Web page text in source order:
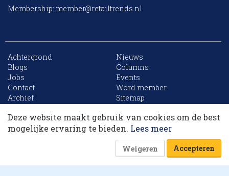
Membership: member@retailtrends.nl
Achtergrond
Nieuws
Blogs
Columns
Jobs
Events
Contact
Word member
Archief
Sitemap
Website is powered by
Deze website maakt gebruik van cookies om de best
mogelijke ervaring te bieden. Lees meer
Weigeren Accepteren
Korting op events